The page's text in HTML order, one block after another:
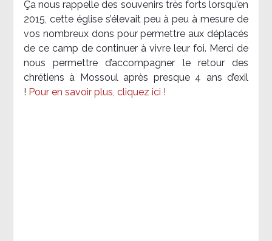
Ça nous rappelle des souvenirs très forts lorsqu’en
2015, cette église s’élevait peu à peu à mesure de
vos nombreux dons pour permettre aux déplacés
de ce camp de continuer à vivre leur foi. Merci de
nous permettre d’accompagner le retour des
chrétiens à Mossoul après presque 4 ans d’exil
! Pour en savoir plus, cliquez ici !